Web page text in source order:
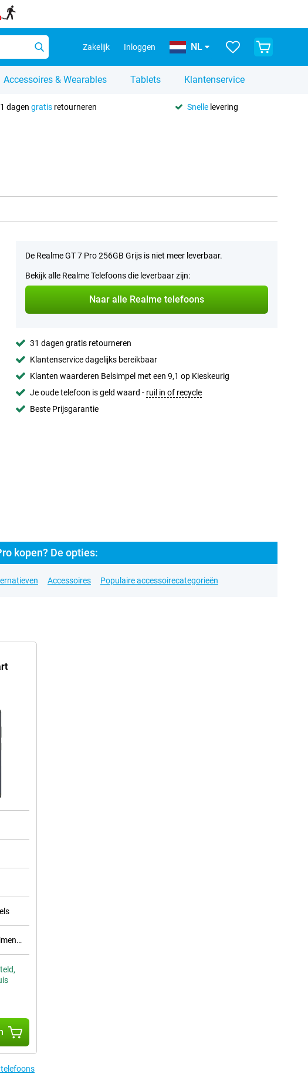
Zakelijk Inloggen NL
Accessoires & Wearables Tablets Klantenservice
dagen gratisretourneren Snellelevering
De Realme GT 7 Pro 256GB Grijs is niet meer leverbaar.
Bekijk alle Realme Telefoons die leverbaar zijn:
Naar alle Realme telefoons
31 dagen gratis retourneren
Klantenservice dagelijks bereikbaar
Klanten waarderen Belsimpel met een 9,1 op Kieskeurig
Je oude telefoon is geld waard - ruil in of recycle
Beste Prijsgarantie
kopen? De opties:
Accessoires Populaire accessoirecategorieën
MediaTek Dimensity 6100+
telefoons